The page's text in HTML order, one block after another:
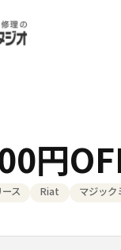
み
ユ
会
本
物
円
ス Riat マジック